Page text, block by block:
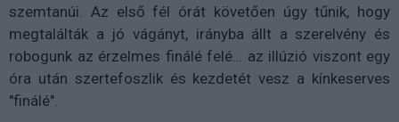
szemtanúi. Az első fél órát követően úgy tűnik, hogy
megtalálták a jó vágányt, irányba állt a szerelvény és
robogunk az érzelmes finálé felé… az illúzió viszont egy
óra után szertefoszlik és kezdetét vesz a kínkeserves
"finálé".